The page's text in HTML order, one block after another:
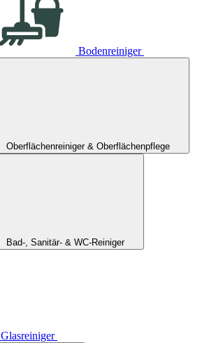
Bodenreiniger
Oberflächenreiniger & Oberflächenpflege
Bad-, Sanitär- & WC-Reiniger
Glasreiniger